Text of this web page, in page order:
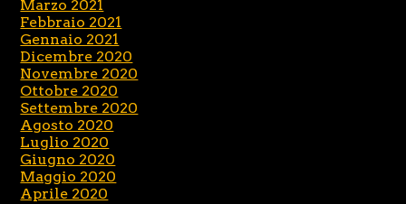
Marzo 2021
Febbraio 2021
Gennaio 2021
Dicembre 2020
Novembre 2020
Ottobre 2020
Settembre 2020
Agosto 2020
Luglio 2020
Giugno 2020
Maggio 2020
Aprile 2020